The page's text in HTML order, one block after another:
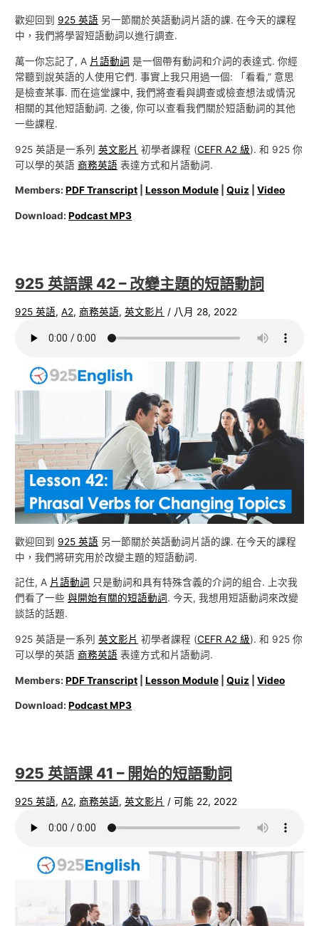
歡迎回到 925 英語 另一節關於英語動詞片語的課. 在今天的課程
中，我們將學習短語動詞以進行調查.
萬一你忘記了, A 片語動詞 是一個帶有動詞和介詞的表達式. 你經
常聽到說英語的人使用它們. 事實上我只用過一個: 「看看,” 意思
是檢查某事. 而在這堂課中, 我們將查看與調查或檢查想法或情況
相關的其他短語動詞. 之後, 你可以查看我們關於短語動詞的其他
一些課程.
925 英語是一系列英文影片 初學者課程 (CEFR A2 級). 和 925 你
可以學的英語商務英語 表達方式和片語動詞.
Members:PDF Transcript |Lesson Module |Quiz |Video
Download:Podcast MP3
925 英語課 42 – 改變主題的短語動詞
925 英語,A2,商務英語,英文影片 / 八月 28, 2022
歡迎回到 925 英語 另一節關於英語動詞片語的課. 在今天的課程
中，我們將研究用於改變主題的短語動詞.
記住, A 片語動詞 只是動詞和具有特殊含義的介詞的組合. 上次我
們看了一些與開始有關的短語動詞. 今天, 我想用短語動詞來改變
談話的話題.
925 英語是一系列英文影片 初學者課程 (CEFR A2 級). 和 925 你
可以學的英語商務英語 表達方式和片語動詞.
Members:PDF Transcript |Lesson Module |Quiz |Video
Download:Podcast MP3
925 英語課 41 – 開始的短語動詞
925 英語,A2,商務英語,英文影片 /可能 22, 2022